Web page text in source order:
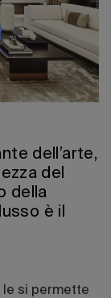
dell’arte,
del
della
è il
le si permette